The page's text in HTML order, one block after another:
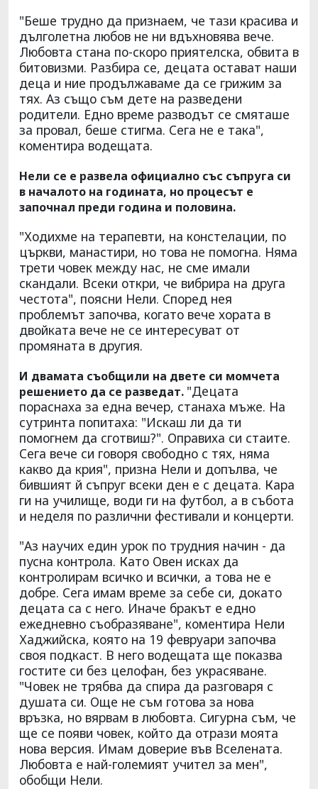
"Беше трудно да признаем, че тази красива и
дълголетна любов не ни вдъхновява вече.
Любовта стана по-скоро приятелска, обвита в
битовизми. Разбира се, децата остават наши
деца и ние продължаваме да се грижим за
тях. Аз също съм дете на разведени
родители. Едно време разводът се смяташе
за провал, беше стигма. Сега не е така",
коментира водещата.
Нели се е развела официално със съпруга си
в началото на годината, но процесът е
започнал преди година и половина.
"Ходихме на терапевти, на констелации, по
църкви, манастири, но това не помогна. Няма
трети човек между нас, не сме имали
скандали. Всеки откри, че вибрира на друга
честота", поясни Нели. Според нея
проблемът започва, когато вече хората в
двойката вече не се интересуват от
промяната в другия.
И двамата съобщили на двете си момчета
решението да се разведат. "Децата
пораснаха за една вечер, станаха мъже. На
сутринта попитаха: "Искаш ли да ти
помогнем да сготвиш?". Оправиха си стаите.
Сега вече си говоря свободно с тях, няма
какво да крия", призна Нели и допълва, че
бившият й съпруг всеки ден е с децата. Кара
ги на училище, води ги на футбол, а в събота
и неделя по различни фестивали и концерти.
"Аз научих един урок по трудния начин - да
пусна контрола. Като Овен исках да
контролирам всичко и всички, а това не е
добре. Сега имам време за себе си, докато
децата са с него. Иначе бракът е едно
ежедневно съобразяване", коментира Нели
Хаджийска, която на 19 февруари започва
своя подкаст. В него водещата ще показва
гостите си без целофан, без украсяване.
"Човек не трябва да спира да разговаря с
душата си. Още не съм готова за нова
връзка, но вярвам в любовта. Сигурна съм, че
ще се появи човек, който да отрази моята
нова версия. Имам доверие във Вселената.
Любовта е най-големият учител за мен",
обобщи Нели.